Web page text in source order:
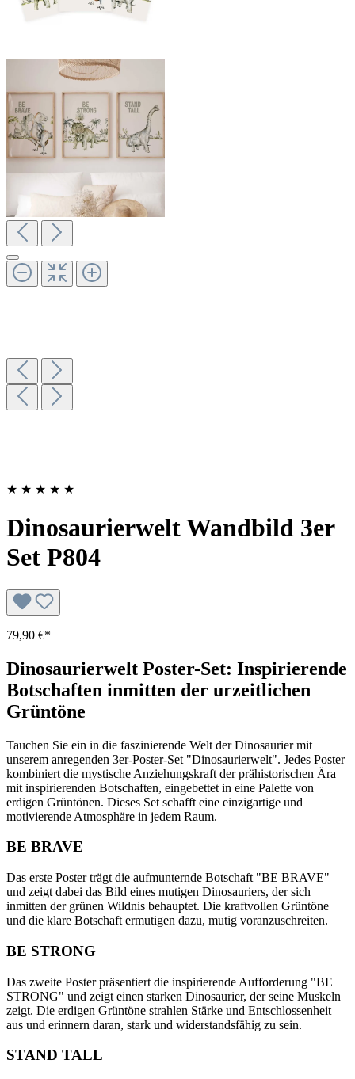
★ ★ ★ ★ ★
Dinosaurierwelt Wandbild 3er
Set P804
79,90 €*
Dinosaurierwelt Poster-Set: Inspirierende
Botschaften inmitten der urzeitlichen
Grüntöne
Tauchen Sie ein in die faszinierende Welt der Dinosaurier mit
unserem anregenden 3er-Poster-Set "Dinosaurierwelt". Jedes Poster
kombiniert die mystische Anziehungskraft der prähistorischen Ära
mit inspirierenden Botschaften, eingebettet in eine Palette von
erdigen Grüntönen. Dieses Set schafft eine einzigartige und
motivierende Atmosphäre in jedem Raum.
BE BRAVE
Das erste Poster trägt die aufmunternde Botschaft "BE BRAVE"
und zeigt dabei das Bild eines mutigen Dinosauriers, der sich
inmitten der grünen Wildnis behauptet. Die kraftvollen Grüntöne
und die klare Botschaft ermutigen dazu, mutig voranzuschreiten.
BE STRONG
Das zweite Poster präsentiert die inspirierende Aufforderung "BE
STRONG" und zeigt einen starken Dinosaurier, der seine Muskeln
zeigt. Die erdigen Grüntöne strahlen Stärke und Entschlossenheit
aus und erinnern daran, stark und widerstandsfähig zu sein.
STAND TALL